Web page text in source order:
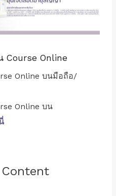
Course Online
Online บนมือถือ/
Online บน